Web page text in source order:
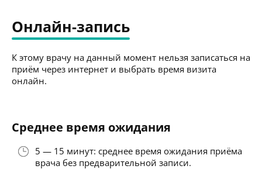
Онлайн-запись
К этому врачу на данный момент нельзя записаться на
приём через интернет и выбрать время визита
онлайн.
Среднее время ожидания
5 — 15 минут: среднее время ожидания приёма
врача без предварительной записи.